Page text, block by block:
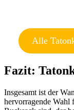
Alle
Fazit:
Insgesamt ist der
hervorragende Wahl